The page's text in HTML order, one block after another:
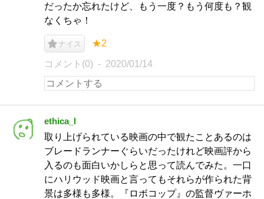
だったか忘れたけど、もう一度？もう何度も？観
なくちゃ！
ナイス ★2
コメント(0) 2020/01/14
ethica_l
取り上げられている映画の中で観たことあるのは
ブレードランナーぐらいだったけれど映画評から
入るのも面白いかしらと思って読んでみた。一口
にハリウッド映画と言ってもそれらが作られた背
景は多様も多様。『ロボコップ』の監督ヴァーホ